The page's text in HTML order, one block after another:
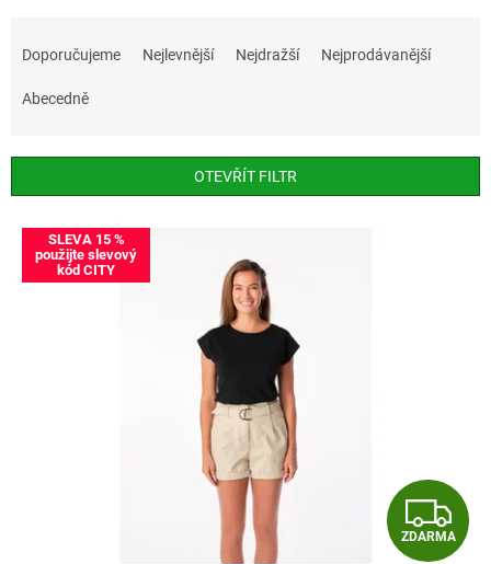
r
Doporučujeme Nejlevnější Nejdražší Nejprodávanější
Abecedně
OTEVŘÍT FILTR
V
SLEVA 15 %
použijte slevový
kód CITY
Z
ZDARMA